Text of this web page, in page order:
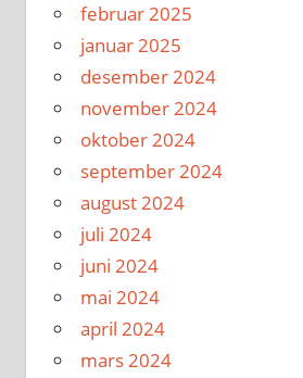
februar 2025
januar 2025
desember 2024
november 2024
oktober 2024
september 2024
august 2024
juli 2024
juni 2024
mai 2024
april 2024
mars 2024